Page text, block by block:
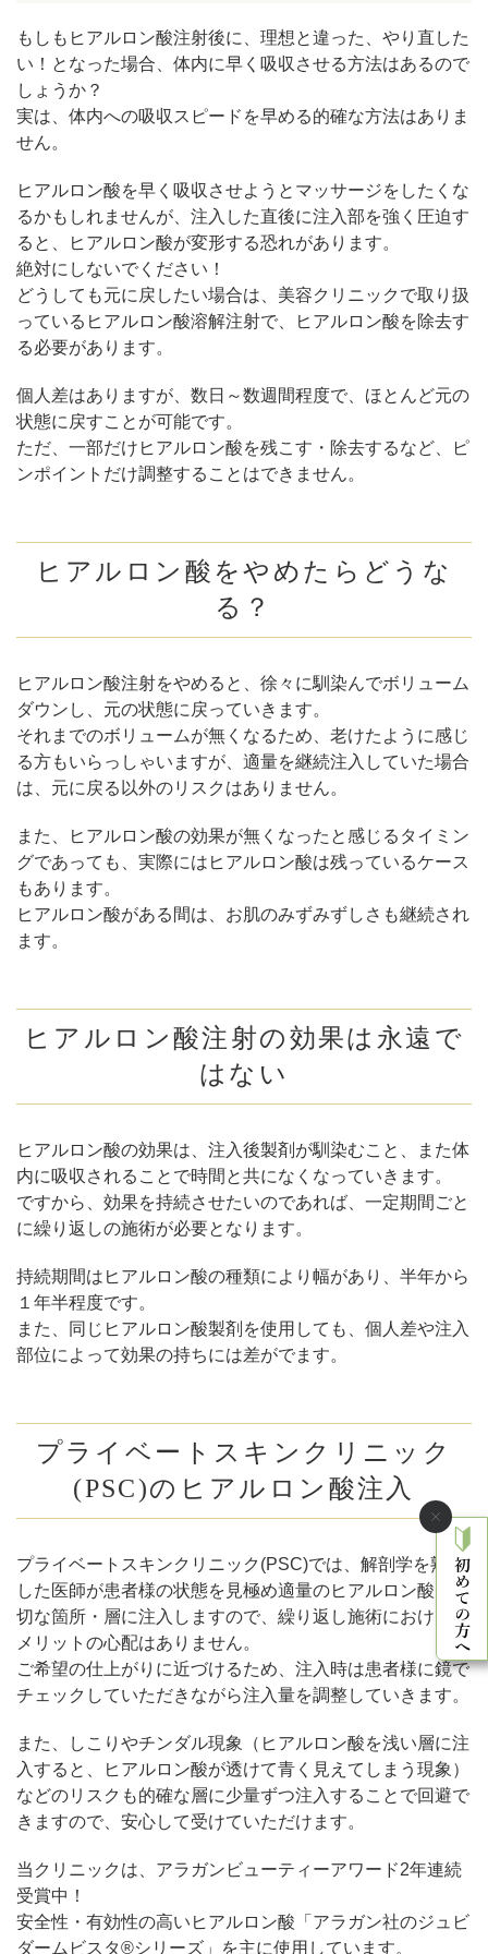
もしもヒアルロン酸注射後に、理想と違った、やり直した
い！となった場合、体内に早く吸収させる方法はあるので
しょうか？
実は、体内への吸収スピードを早める的確な方法はありま
せん。
ヒアルロン酸を早く吸収させようとマッサージをしたくな
るかもしれませんが、注入した直後に注入部を強く圧迫す
ると、ヒアルロン酸が変形する恐れがあります。
絶対にしないでください！
どうしても元に戻したい場合は、美容クリニックで取り扱
っているヒアルロン酸溶解注射で、ヒアルロン酸を除去す
る必要があります。
個人差はありますが、数日～数週間程度で、ほとんど元の
状態に戻すことが可能です。
ただ、一部だけヒアルロン酸を残こす・除去するなど、ピ
ンポイントだけ調整することはできません。
ヒアルロン酸をやめたらどうな
る？
ヒアルロン酸注射をやめると、徐々に馴染んでボリューム
ダウンし、元の状態に戻っていきます。
それまでのボリュームが無くなるため、老けたように感じ
る方もいらっしゃいますが、適量を継続注入していた場合
は、元に戻る以外のリスクはありません。
また、ヒアルロン酸の効果が無くなったと感じるタイミン
グであっても、実際にはヒアルロン酸は残っているケース
もあります。
ヒアルロン酸がある間は、お肌のみずみずしさも継続され
ます。
ヒアルロン酸注射の効果は永遠で
はない
ヒアルロン酸の効果は、注入後製剤が馴染むこと、また体
内に吸収されることで時間と共になくなっていきます。
ですから、効果を持続させたいのであれば、一定期間ごと
に繰り返しの施術が必要となります。
持続期間はヒアルロン酸の種類により幅があり、半年から
１年半程度です。
また、同じヒアルロン酸製剤を使用しても、個人差や注入
部位によって効果の持ちには差がでます。
プライベートスキンクリニック
(PSC)のヒアルロン酸注入
プライベートスキンクリニック(PSC)では、解剖学を熟知
した医師が患者様の状態を見極め適量のヒアルロン酸を適
切な箇所・層に注入しますので、繰り返し施術におけるデ
メリットの心配はありません。
ご希望の仕上がりに近づけるため、注入時は患者様に鏡で
チェックしていただきながら注入量を調整していきます。
また、しこりやチンダル現象（ヒアルロン酸を浅い層に注
入すると、ヒアルロン酸が透けて青く見えてしまう現象）
などのリスクも的確な層に少量ずつ注入することで回避で
きますので、安心して受けていただけます。
当クリニックは、アラガンビューティーアワード2年連続
受賞中！
安全性・有効性の高いヒアルロン酸「アラガン社のジュビ
ダームビスタ®シリーズ」を主に使用しています。